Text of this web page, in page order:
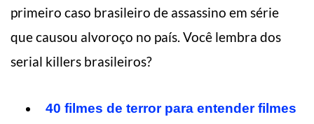
primeiro caso brasileiro de assassino em série
que causou alvoroço no país. Você lembra dos
serial killers brasileiros?
40 filmes de terror para entender filmes